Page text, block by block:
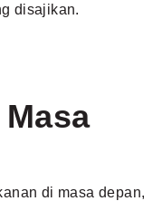
disajikan.
di masa depan,